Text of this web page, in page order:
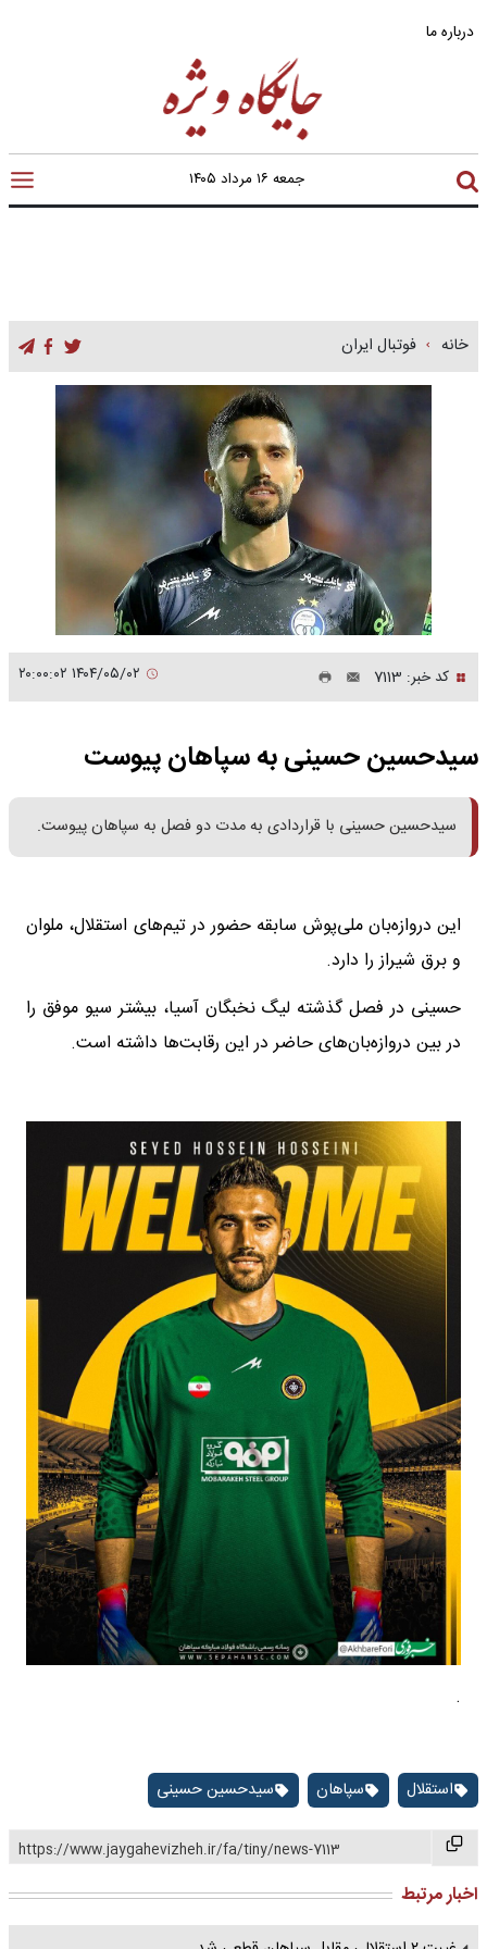
درباره ما
جمعه ۱۶ مرداد ۱۴۰۵
خانه فوتبال ایران
کد خبر: 7113
سیدحسین حسینی به سپاهان پیوست
سیدحسین حسینی با قراردادی به مدت دو فصل به سپاهان پیوست.
این دروازه‌بان ملی‌پوش سابقه حضور در تیم‌های استقلال، ملوان
و برق شیراز را دارد.
حسینی در فصل گذشته لیگ نخبگان آسیا، بیشتر سیو موفق را
در بین دروازه‌بان‌های حاضر در این رقابت‌ها داشته است.
.
استقلال سپاهان سیدحسین حسینی
https://www.jaygahevizheh.ir/fa/tiny/news-7113
اخبار مرتبط